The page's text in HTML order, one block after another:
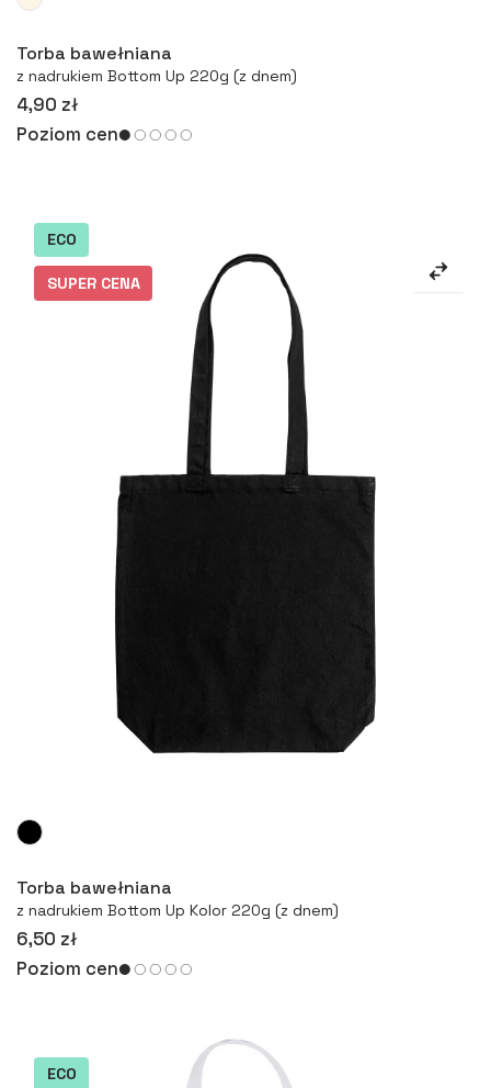
Torba bawełniana
z nadrukiem Bottom Up 220g (z dnem)
4,90 zł
Poziom cen
Torba bawełniana
z nadrukiem Bottom Up Kolor 220g (z dnem)
6,50 zł
Poziom cen
ECO
SUPER CENA
ECO